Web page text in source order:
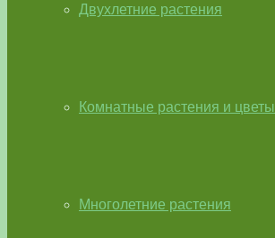
Двухлетние растения
Комнатные растения и цветы
Многолетние растения